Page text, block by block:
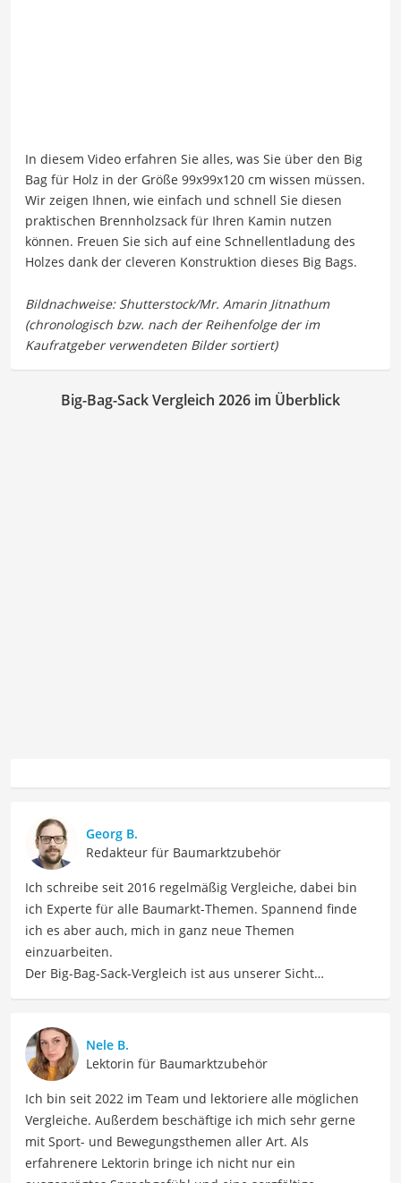
In diesem Video erfahren Sie alles, was Sie über den Big
Bag für Holz in der Größe 99x99x120 cm wissen müssen.
Wir zeigen Ihnen, wie einfach und schnell Sie diesen
praktischen Brennholzsack für Ihren Kamin nutzen
können. Freuen Sie sich auf eine Schnellentladung des
Holzes dank der cleveren Konstruktion dieses Big Bags.
Big-Bag-Sack Vergleich 2026 im Überblick
Georg B.
Redakteur für Baumarktzubehör
Ich schreibe seit 2016 regelmäßig Vergleiche, dabei bin
ich Experte für alle Baumarkt-Themen. Spannend finde
ich es aber auch, mich in ganz neue Themen
einzuarbeiten.
Der Big-Bag-Sack-Vergleich ist aus unserer Sicht
Nele B.
Lektorin für Baumarktzubehör
Ich bin seit 2022 im Team und lektoriere alle möglichen
Vergleiche. Außerdem beschäftige ich mich sehr gerne
mit Sport- und Bewegungsthemen aller Art. Als
erfahrenere Lektorin bringe ich nicht nur ein